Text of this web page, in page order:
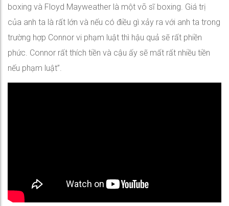
boxing và Floyd Mayweather là một võ sĩ boxing. Giá trị
của anh ta là rất lớn và nếu có điều gì xảy ra với anh ta trong
trường hợp Connor vi phạm luật thì hậu quả sẽ rất phiền
phức. Connor rất thích tiền và cậu ấy sẽ mất rất nhiều tiền
nếu phạm luật”.